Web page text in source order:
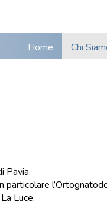
Home Chi
Pavia.
Luce.